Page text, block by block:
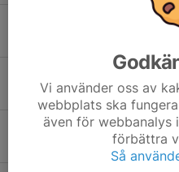
27 dec 2023
Värmdö IF har sorg
17 apr 2023
Vi använder oss av
webbplats ska
även för webbanalys
förbättra
Så